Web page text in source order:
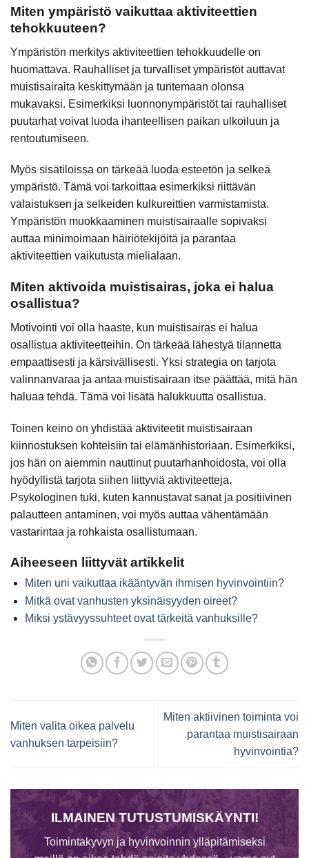
Miten ympäristö vaikuttaa aktiviteettien
tehokkuuteen?
Ympäristön merkitys aktiviteettien tehokkuudelle on
huomattava. Rauhalliset ja turvalliset ympäristöt auttavat
muistisairaita keskittymään ja tuntemaan olonsa
mukavaksi. Esimerkiksi luonnonympäristöt tai rauhalliset
puutarhat voivat luoda ihanteellisen paikan ulkoiluun ja
rentoutumiseen.
Myös sisätiloissa on tärkeää luoda esteetön ja selkeä
ympäristö. Tämä voi tarkoittaa esimerkiksi riittävän
valaistuksen ja selkeiden kulkureittien varmistamista.
Ympäristön muokkaaminen muistisairaalle sopivaksi
auttaa minimoimaan häiriötekijöitä ja parantaa
aktiviteettien vaikutusta mielialaan.
Miten aktivoida muistisairas, joka ei halua
osallistua?
Motivointi voi olla haaste, kun muistisairas ei halua
osallistua aktiviteetteihin. On tärkeää lähestyä tilannetta
empaattisesti ja kärsivällisesti. Yksi strategia on tarjota
valinnanvaraa ja antaa muistisairaan itse päättää, mitä hän
haluaa tehdä. Tämä voi lisätä halukkuutta osallistua.
Toinen keino on yhdistää aktiviteetit muistisairaan
kiinnostuksen kohteisiin tai elämänhistoriaan. Esimerkiksi,
jos hän on aiemmin nauttinut puutarhanhoidosta, voi olla
hyödyllistä tarjota siihen liittyviä aktiviteetteja.
Psykologinen tuki, kuten kannustavat sanat ja positiivinen
palautteen antaminen, voi myös auttaa vähentämään
vastarintaa ja rohkaista osallistumaan.
Aiheeseen liittyvät artikkelit
Miten uni vaikuttaa ikääntyvän ihmisen hyvinvointiin?
Mitkä ovat vanhusten yksinäisyyden oireet?
Miksi ystävyyssuhteet ovat tärkeitä vanhuksille?
Miten valita oikea palvelu
vanhuksen tarpeisiin?
Miten aktiivinen toiminta voi
parantaa muistisairaan
hyvinvointia?
ILMAINEN TUTUSTUMISKÄYNTI!
Toimintakyvyn ja hyvinvoinnin ylläpitämiseksi